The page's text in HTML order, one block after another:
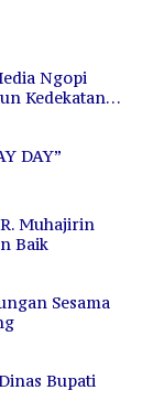
Ngopi
Kedekatan
DAY”
Muhajirin
Baik
Sesama
Bupati